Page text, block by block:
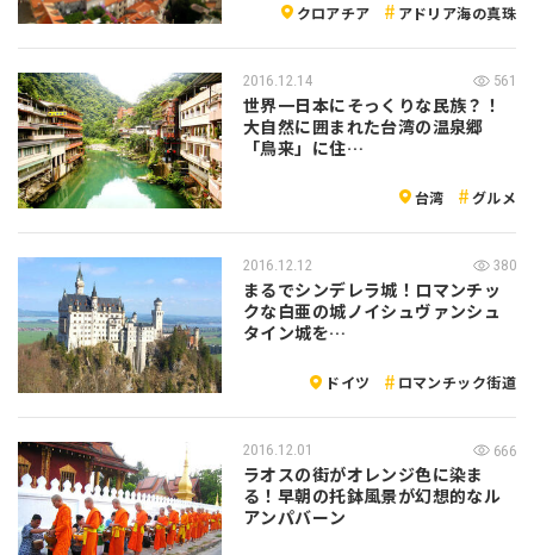
クロアチア アドリア海の真珠
2016.12.14 561
世界一日本にそっくりな民族？！
大自然に囲まれた台湾の温泉郷
「鳥来」に住…
台湾 グルメ
2016.12.12 380
まるでシンデレラ城！ロマンチッ
クな白亜の城ノイシュヴァンシュ
タイン城を…
ドイツ ロマンチック街道
2016.12.01 666
ラオスの街がオレンジ色に染ま
る！早朝の托鉢風景が幻想的なル
アンパバーン